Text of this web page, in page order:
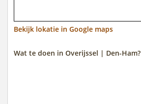
Bekijk lokatie in Google maps
Wat te doen in Overijssel | Den-Ham?